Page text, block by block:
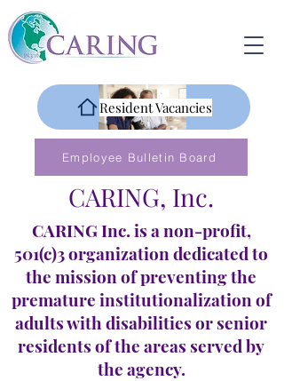
CARING, Inc.
CARING Inc. is a non-profit,
501(c)3 organization dedicated to
the mission of preventing the
premature institutionalization of
adults with disabilities or senior
residents of the areas served by
the agency.
Resident Vacancies
Employee Bulletin Board